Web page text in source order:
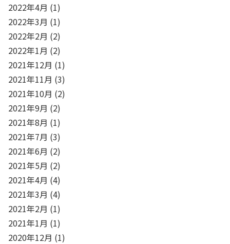
2022年4月 (1)
2022年3月 (1)
2022年2月 (2)
2022年1月 (2)
2021年12月 (1)
2021年11月 (3)
2021年10月 (2)
2021年9月 (2)
2021年8月 (1)
2021年7月 (3)
2021年6月 (2)
2021年5月 (2)
2021年4月 (4)
2021年3月 (4)
2021年2月 (1)
2021年1月 (1)
2020年12月 (1)